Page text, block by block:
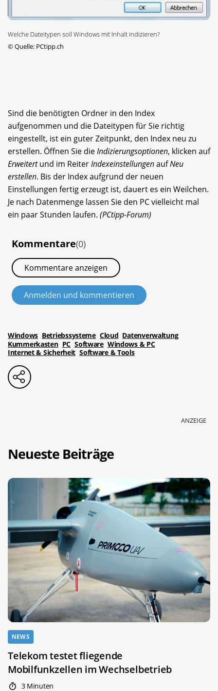
Welche Dateitypen soll Windows mit Inhalt indizieren?
©Quelle: PCtipp.ch
Sind die benötigten Ordner in den Index
aufgenommen und die Dateitypen für Sie richtig
eingestellt, ist ein guter Zeitpunkt, den Index neu zu
erstellen. Öffnen Sie dieIndizierungsoptionen, klicken auf
Erweitertund im ReiterIndexeinstellungenaufNeu
erstellen. Bis der Index aufgrund der neuen
Einstellungen fertig erzeugt ist, dauert es ein Weilchen.
Je nach Datenmenge lassen Sie den PC vielleicht mal
ein paar Stunden laufen. (PCtipp-Forum)
Kommentare(0)
Kommentare anzeigen
Anmelden und kommentieren
Windows Betriebssysteme Cloud Datenverwaltung
Kummerkasten PC Software Windows & PC
Internet & Sicherheit Software & Tools
ANZEIGE
Neueste Beiträge
NEWS
Telekom testet fliegende
Mobilfunkzellen im Wechselbetrieb
3 Minuten